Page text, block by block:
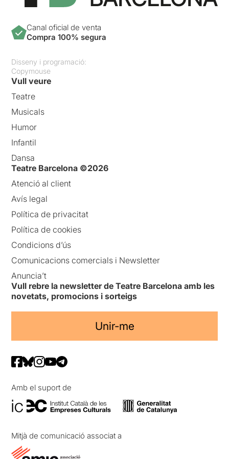
Canal oficial de venta
Compra 100% segura
Disseny i programació:
Copymouse
Vull veure
Teatre
Musicals
Humor
Infantil
Dansa
Teatre Barcelona ©2026
Atenció al client
Avís legal
Política de privacitat
Política de cookies
Condicions d’ús
Comunicacions comercials i Newsletter
Anuncia’t
Vull rebre la newsletter de Teatre Barcelona amb les
novetats, promocions i sorteigs
Unir-me
Amb el suport de
Mitjà de comunicació associat a